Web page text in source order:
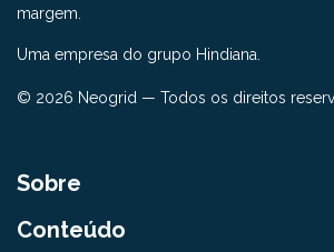
margem.
Uma empresa do grupo Hindiana.
© 2026 Neogrid — Todos os direitos
Sobre
Conteúdo